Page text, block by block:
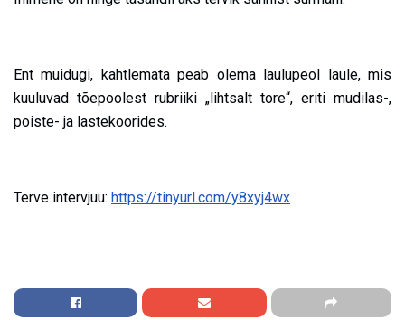
Ent muidugi, kahtlemata peab olema laulupeol laule, mis
kuuluvad tõepoolest rubriiki „lihtsalt tore“, eriti mudilas-,
poiste- ja lastekoorides.
Terve intervjuu: https://tinyurl.com/y8xyj4wx